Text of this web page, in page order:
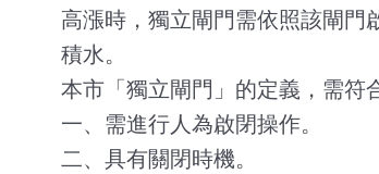
高漲時，獨立閘門需依照該閘
積水。
本市「獨立閘門」的定義，需符
一、需進行人為啟閉操作。
二、具有關閉時機。